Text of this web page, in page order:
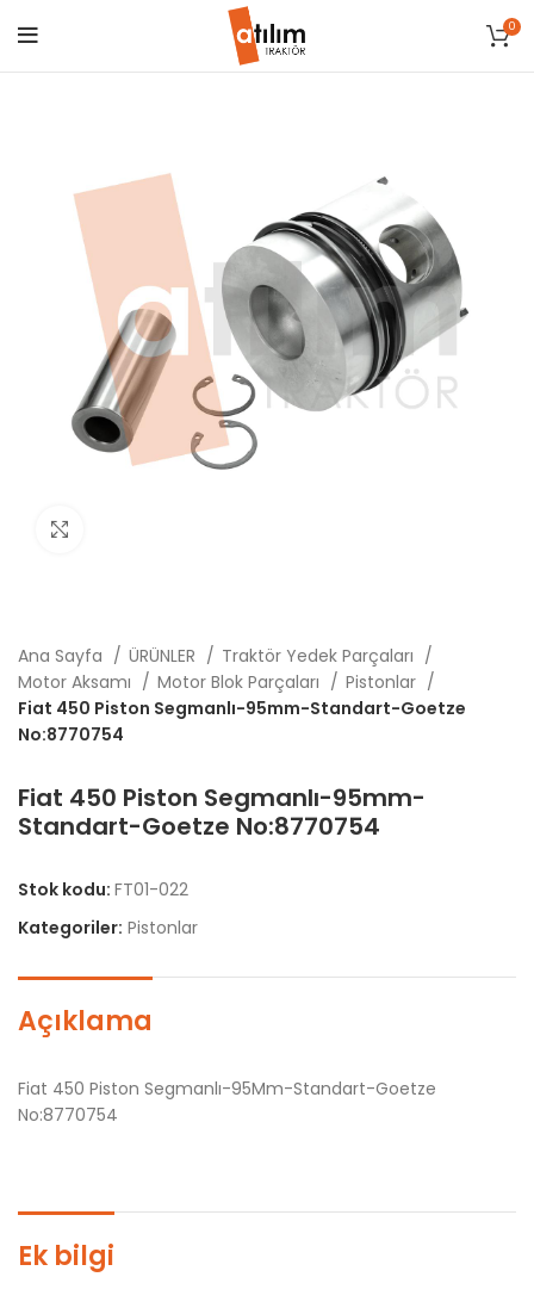
0
Ana Sayfa ÜRÜNLER
Traktör Yedek Parçaları
Motor Aksamı
Motor Blok Parçaları
Pistonlar
Fiat 450 Piston Segmanlı-95mm-Standart-Goetze
No:8770754
Fiat 450 Piston Segmanlı-95mm-
Standart-Goetze No:8770754
Stok kodu: FT01-022
Kategoriler: Pistonlar
Açıklama
Fiat 450 Piston Segmanlı-95Mm-Standart-Goetze
No:8770754
Ek bilgi